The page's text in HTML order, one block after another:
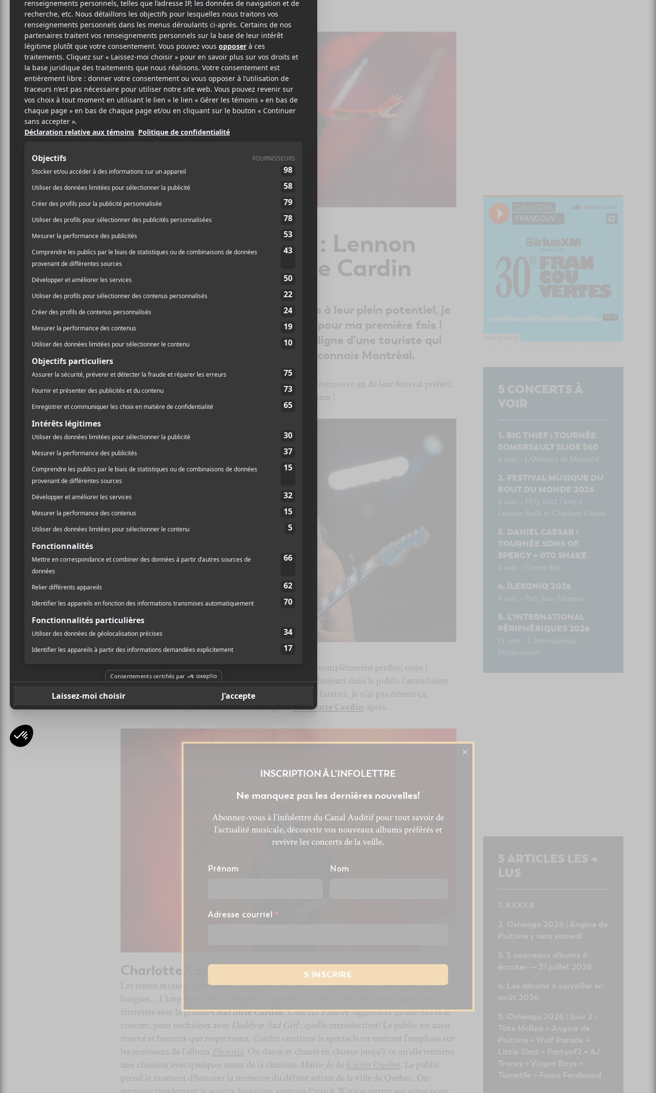
7 JUILLET 2022
PARALEXANNE
BRISSON
/ FESTIVAL
/ POP
PARTAGER
F
A
C
E
O
K
T
W
I
T
R
P
R
T
R
FEQ 2022 | Jour 1 : Lennon
Stella et Charlotte Cardin
Pour le retour des festivités estivales à leur plein potentiel, je
voulais y aller
en vivant le FEQ pour ma première fois !
Donc, me voici, me voilà, à Québec, digne d’une touriste qui
ne connait pas cette ville, comme je connais Montréal.
En arrivant sur le site, on croise des gens heureux de retrouver un de leur festival préféré.
C’est vrai que c’est un beau
les Plaines D’Abraham !
Je manque Jessia en première partie parce que je suis complètement perdue, oups !
Ensuite, c’estLennon Stellaqui monte sur scène. Plusieurs dans le public l’attendaient
impatiemment et chantent déjà les paroles douces de l’artiste. Je n’ai pas détesté ça,
Lennon Stella. Ça mettait bien la table pourCharlotte Cardin après.
Charlotte Cardin
Les trente minutes d’attente avant la tête d’affiche de la soirée d’ouverture étaient très
longues… L’impatience était palpable, le public avait hâte d’officiellement lancer les
festivités avec la grandeCharlotte Cardin. C’est surPassive Aggressivequ’elle ouvre le
concert, pour enchaîner avec Daddyet Sad Girl: quelle introduction! Le public est aussi
énervé et heureux que respectueux. Cardin continue le spectacle en mettant l’emphase sur
les morceaux de l’album Phoenix. On danse et chante en choeur jusqu’à ce qu’elle termine
une chanson avec quelques notes de la chanson Marie-Jode Karim Ouellet. Le public
prend le moment d’honorer la mémoire du défunt artiste de la ville de Québec. On
5 CONCERTS À
VOIR
BIG THIEF : TOURNÉE
SOMERSAULT SLIDE 360
4 août - L’Olympia de Montréal
FESTIVAL MUSIQUE DU
BOUT DU MONDE 2026
6 août - FEQ 2022 | Jour 1 :
Lennon Stella et Charlotte Cardin
DANIEL CAESAR :
TOURNÉE SONS OF
SPERGY + 070 SHAKE
6 août - Centre Bell
ÎLESONIQ 2026
8 août - Parc Jean-Drapeau
L’INTERNATIONAL
PÉRIPHÉRIQUES 2026
13 août - L’International
Périphérique
INSCRIPTION À L’INFOLETTRE
Ne manquez pas les dernières nouvelles!
Abonnez-vous à l’infolettre du Canal Auditif pour tout savoir de
l’actualité musicale, découvrir vos nouveaux albums préférés et
revivre les concerts de la veille.
Prénom Nom
Adresse courriel *
×